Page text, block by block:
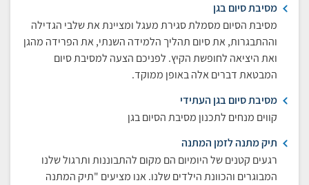
מסיבת סיום בגן
מסיבת הסיום מסמלת סגירת מעגל ומציינת את שלבי הגדילה
וההתבגרות, את סיום תהליך הלמידה השנתי, את הפרידה מהגן
ואת היציאה לחופשת הקיץ. לפניכם הצעה למסיבת סיום
המבטאת דברים אלה באופן ממוקד.
מסיבת סיום בגן העתידי
קווים מנחים לתכנון מסיבת הסיום בגן
תיק מתנה לזמן המתנה
רגעים קטנים של היומיום הם מקום להתבוננות ותרגול שלנו
המבוגרים והכוונת הילדים שלנו. אנו מציעים "תיק המתנה